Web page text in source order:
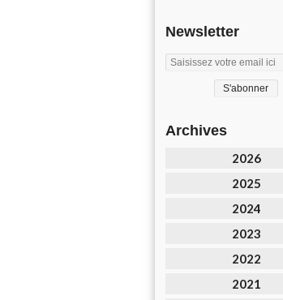
Newsletter
Archives
2026
2025
2024
2023
2022
2021